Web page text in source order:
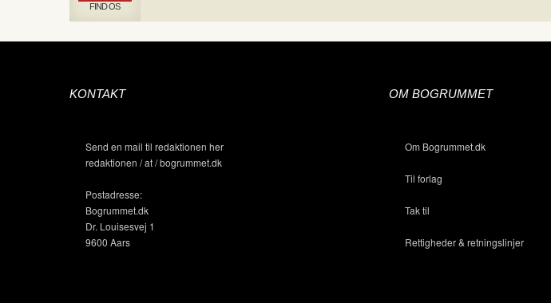
FIND OS
KONTAKT
Send en mail til redaktionen her
redaktionen / at / bogrummet.dk
Postadresse:
Bogrummet.dk
Dr. Louisesvej 1
9600 Aars
OM BOGRUMMET
Om Bogrummet.dk
Til forlag
Tak til
Rettigheder & retningslinjer